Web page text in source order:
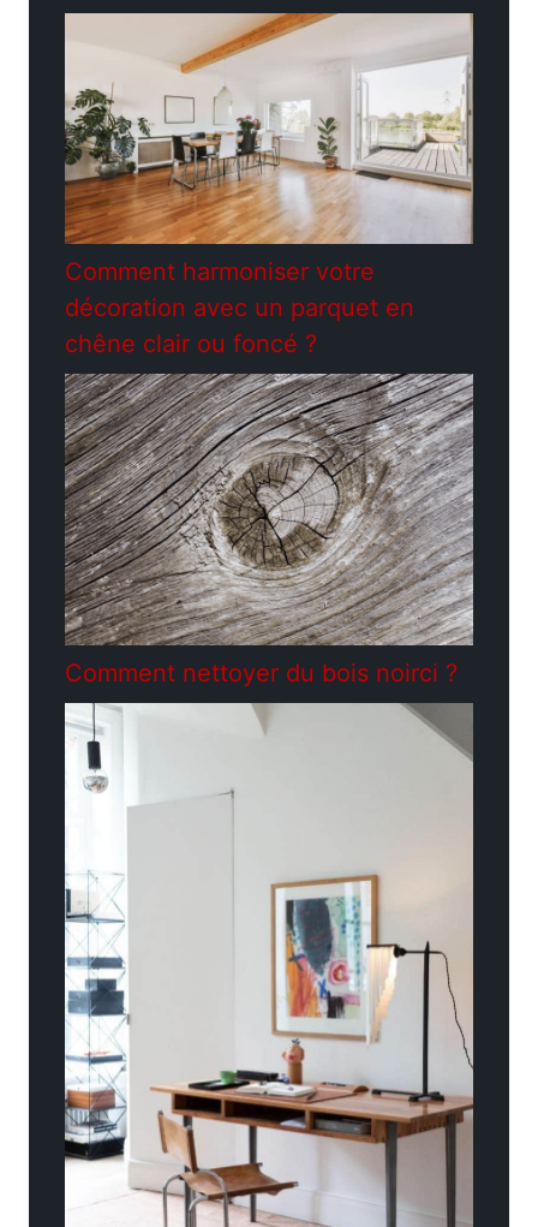
Comment harmoniser votre
décoration avec un parquet en
chêne clair ou foncé ?
Comment nettoyer du bois noirci ?